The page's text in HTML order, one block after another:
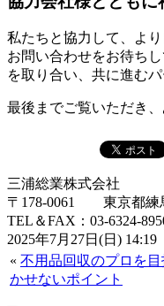
私たちと協力して、よ
お問い合わせをお待ち
を取り合い、共に進む
最後までご覧いただき
三浦総業株式会社
〒178-0061 東京都練
TEL＆FAX：03-6324-
2025年7月27日(日) 14:19
« 不用品回収のプロを
かせないポイント